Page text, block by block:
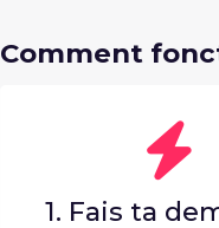
Comment
1. Fais ta